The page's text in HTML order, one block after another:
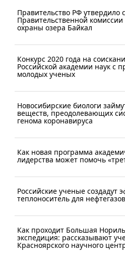
Правительство РФ утвердило
Правительственной
охраны озера Байкал
Конкурс 2020 года на
Российской академии наук с
молодых ученых
Новосибирские биологи
веществ, преодолевающих
генома коронавируса
Как новая программа
лидерства может помочь
Российские ученые создадут
теплоноситель для
Как проходит Большая
экспедиция: рассказывают
Красноярского научного